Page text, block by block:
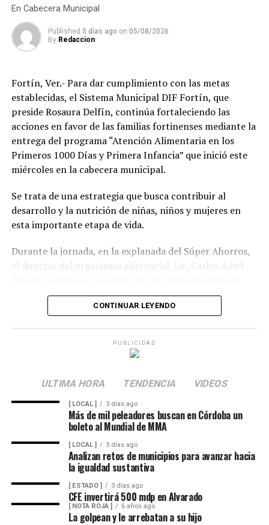
sanciones.
de los estudiantes, el desempeño de quienes trabajan y
la autonomía de las personas adultas mayores, por lo
que refrendó el compromiso de continuar impulsando
programas que mejoren el bienestar de las familias
Los beneficiarios agradecieron el apoyo otorgado por el
DIF Municipal, ya que para muchas familias el costo de
unos lentes representa un gasto difícil de solventar, por
lo que este programa les permitió acceder de manera
gratuita a un instrumento indispensable para sus
actividades diarias.
Con estas acciones, el Sistema Municipal DIF de
Amatlán de los Reyes reafirmó su compromiso de
trabajar en favor de los sectores más vulnerables del
municipio, acercando programas de asistencia social que
contribuyan a mejorar la salud, la inclusión y la calidad
de vida de la población.
En Cabecera Municipal
Published 5 días ago on 05/08/2026
By Redaccion
Fortín, Ver.- Para dar cumplimiento con las metas
establecidas, el Sistema Municipal DIF Fortín, que
preside Rosaura Delfín, continúa fortaleciendo las
acciones en favor de las familias fortinenses mediante la
entrega del programa “Atención Alimentaria en los
Primeros 1000 Días y Primera Infancia” que inició este
miércoles en la cabecera municipal.
Se trata de una estrategia que busca contribuir al
desarrollo y la nutrición de niñas, niños y mujeres en
esta importante etapa de vida.
Durante la jornada, en la explanada del Súper Ahorros,
el director del organismo asistencial, Lic. Carlos Adiel
para supervisar las actividades desarrolladas por el área
de Plan Alimentario, reconociendo el compromiso y la
beneficio a la población para fortalecer la alimentación
y el desarrollo de las familias.
Asimismo, se informa a las personas beneficiarias que las
agosto, de acuerdo con las sedes, horarios y localidades
que previamente fueron difundidos a través de los
compromiso de trabajar de manera cercana con la
ciudadanía, demostrando con trabajo, resultados y
hechos que unidos hacemos de Fortín
CONTINUAR LEYENDO
PUBLICIDAD
ULTIMA HORA TENDENCIA VIDEOS
[ LOCAL ] 3 días ago
Más de mil peleadores buscan en Córdoba un
boleto al Mundial de MMA
[ LOCAL ] 3 días ago
Analizan retos de municipios para avanzar hacia
la igualdad sustantiva
[ ESTADO ] 3 días ago
CFE invertirá 500 mdp en Alvarado
[ NOTA ROJA ] 6 años ago
La golpean y le arrebatan a su hijo